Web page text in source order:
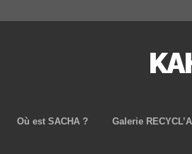
Où est SACHA ? Galerie